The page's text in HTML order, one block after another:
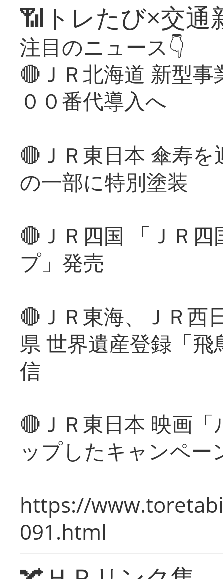
📶トレたび×交通
注目のニュース👇
🔴ＪＲ北海道 新型
００番代導入へ
🔴ＪＲ東日本 傘寿
の一部に特別塗装
🔴ＪＲ四国 「ＪＲ
プ」発売
🔴ＪＲ東海、ＪＲ西
県 世界遺産登録「
信
🔴ＪＲ東日本 映画
ップしたキャンペー
https://
091.html